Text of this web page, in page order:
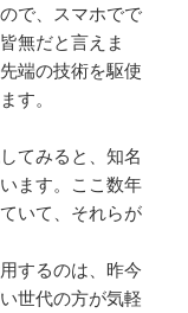
で、スマホでで
無だと言えま
端の技術を駆使
す。
てみると、知名
ます。ここ数年
いて、それらが
するのは、昨今
世代の方が気軽